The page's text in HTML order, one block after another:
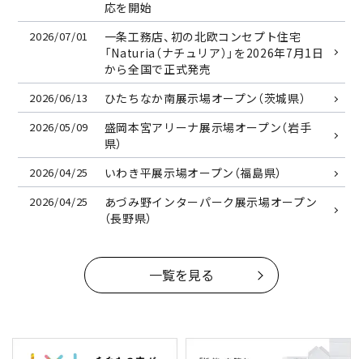
応を開始
2026/07/01
一条工務店、初の北欧コンセプト住宅
「Naturia（ナチュリア）」を2026年7月1日
から全国で正式発売
2026/06/13 ひたちなか南展示場オープン（茨城県）
2026/05/09
盛岡本宮アリーナ展示場オープン（岩手
県）
2026/04/25 いわき平展示場オープン（福島県）
2026/04/25
あづみ野インターパーク展示場オープン
（長野県）
一覧を見る